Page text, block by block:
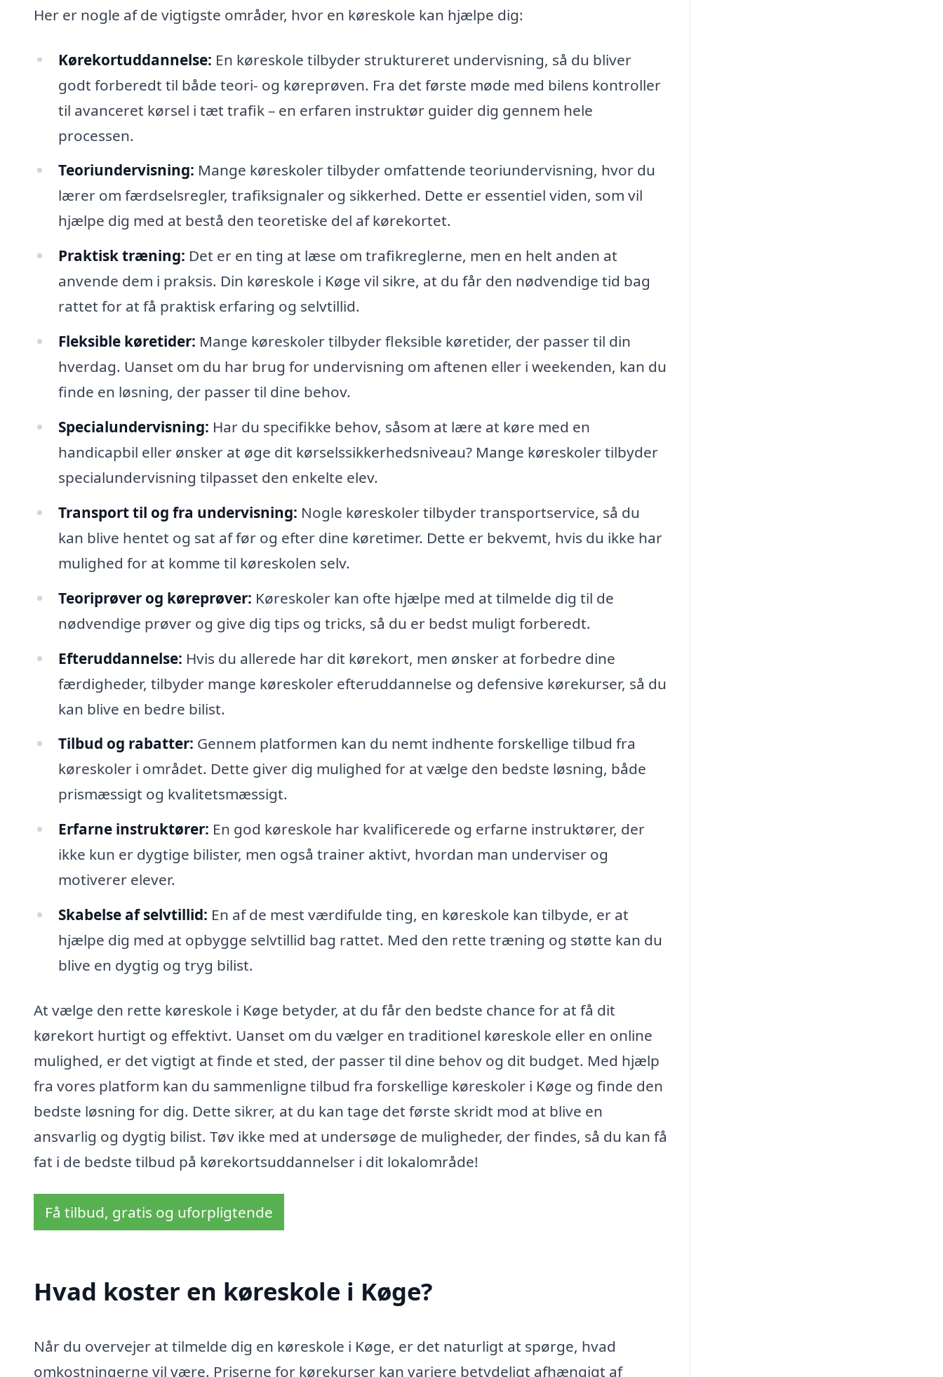
Her er nogle af de vigtigste områder, hvor en køreskole kan hjælpe dig:
Kørekortuddannelse: En køreskole tilbyder struktureret undervisning, så du bliver
godt forberedt til både teori- og køreprøven. Fra det første møde med bilens kontroller
til avanceret kørsel i tæt trafik – en erfaren instruktør guider dig gennem hele
processen.
Teoriundervisning: Mange køreskoler tilbyder omfattende teoriundervisning, hvor du
lærer om færdselsregler, trafiksignaler og sikkerhed. Dette er essentiel viden, som vil
hjælpe dig med at bestå den teoretiske del af kørekortet.
Praktisk træning: Det er en ting at læse om trafikreglerne, men en helt anden at
anvende dem i praksis. Din køreskole i Køge vil sikre, at du får den nødvendige tid bag
rattet for at få praktisk erfaring og selvtillid.
Fleksible køretider: Mange køreskoler tilbyder fleksible køretider, der passer til din
hverdag. Uanset om du har brug for undervisning om aftenen eller i weekenden, kan du
finde en løsning, der passer til dine behov.
Specialundervisning: Har du specifikke behov, såsom at lære at køre med en
handicapbil eller ønsker at øge dit kørselssikkerhedsniveau? Mange køreskoler tilbyder
specialundervisning tilpasset den enkelte elev.
Transport til og fra undervisning: Nogle køreskoler tilbyder transportservice, så du
kan blive hentet og sat af før og efter dine køretimer. Dette er bekvemt, hvis du ikke har
mulighed for at komme til køreskolen selv.
Teoriprøver og køreprøver: Køreskoler kan ofte hjælpe med at tilmelde dig til de
nødvendige prøver og give dig tips og tricks, så du er bedst muligt forberedt.
Efteruddannelse: Hvis du allerede har dit kørekort, men ønsker at forbedre dine
færdigheder, tilbyder mange køreskoler efteruddannelse og defensive kørekurser, så du
kan blive en bedre bilist.
Tilbud og rabatter: Gennem platformen kan du nemt indhente forskellige tilbud fra
køreskoler i området. Dette giver dig mulighed for at vælge den bedste løsning, både
prismæssigt og kvalitetsmæssigt.
Erfarne instruktører: En god køreskole har kvalificerede og erfarne instruktører, der
ikke kun er dygtige bilister, men også trainer aktivt, hvordan man underviser og
motiverer elever.
Skabelse af selvtillid: En af de mest værdifulde ting, en køreskole kan tilbyde, er at
hjælpe dig med at opbygge selvtillid bag rattet. Med den rette træning og støtte kan du
blive en dygtig og tryg bilist.
At vælge den rette køreskole i Køge betyder, at du får den bedste chance for at få dit
kørekort hurtigt og effektivt. Uanset om du vælger en traditionel køreskole eller en online
mulighed, er det vigtigt at finde et sted, der passer til dine behov og dit budget. Med hjælp
fra vores platform kan du sammenligne tilbud fra forskellige køreskoler i Køge og finde den
bedste løsning for dig. Dette sikrer, at du kan tage det første skridt mod at blive en
ansvarlig og dygtig bilist. Tøv ikke med at undersøge de muligheder, der findes, så du kan få
fat i de bedste tilbud på kørekortsuddannelser i dit lokalområde!
Få tilbud, gratis og uforpligtende
Hvad koster en køreskole i Køge?
Når du overvejer at tilmelde dig en køreskole i Køge, er det naturligt at spørge, hvad
omkostningerne vil være. Priserne for kørekurser kan variere betydeligt afhængigt af